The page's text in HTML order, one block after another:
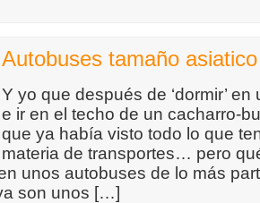
Autobuses tamaño asiatico
Y yo que después de ‘dormir’ en
e ir en el techo de un cacharro-
que ya había visto todo lo que
materia de transportes… pero
unos autobuses de lo más
son unos […]